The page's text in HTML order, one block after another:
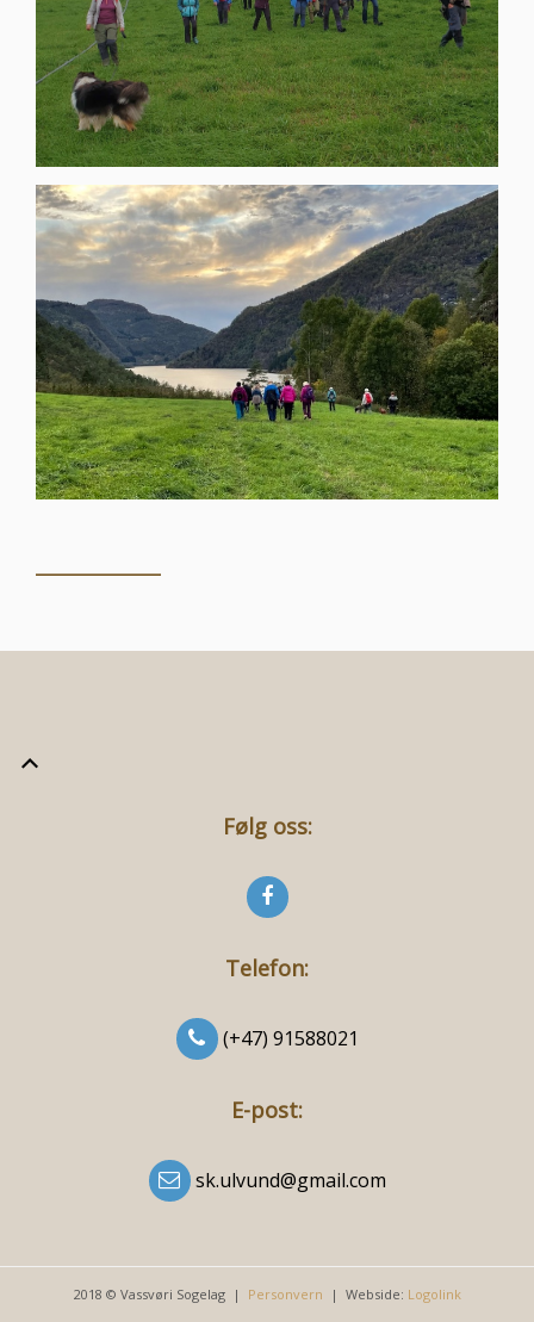
Følg oss:
Telefon:
(+47) 91588021
E-post:
sk.ulvund@gmail.com
2018 © Vassvøri Sogelag | Personvern | Webside: Logolink